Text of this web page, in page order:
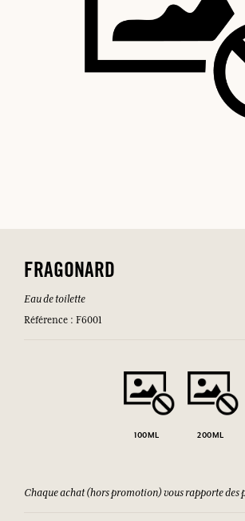
FRAGONARD
Eau de toilette
Référence : F6001
100ML 200ML
Chaque achat (hors promotion) vous rapporte des